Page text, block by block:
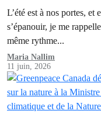
L’été est à nos portes, et
s’épanouir, je me
même rythme...
Maria Nallim
11 juin, 2026